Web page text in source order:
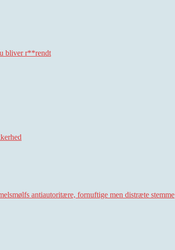
bliver r**rendt
antiautoritære, fornuftige men distræte stemme